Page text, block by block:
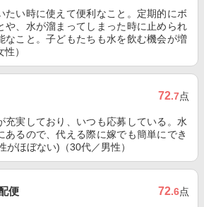
たい時に使えて便利なこと。定期的にボ
や、水が溜まってしまった時に止められ
なこと。子どもたちも水を飲む機会が増
）
72.7点
充実しており、いつも応募している。水
あるので、代える際に嫁でも簡単にでき
がほぼない)（30代／男性）
便 72.6点